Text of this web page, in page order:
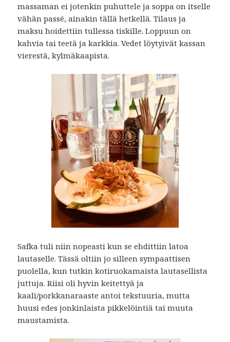
massaman ei jotenkin puhuttele ja soppa on itselle
vähän passé, ainakin tällä hetkellä. Tilaus ja
maksu hoidettiin tullessa tiskille. Loppuun on
kahvia tai teetä ja karkkia. Vedet löytyivät kassan
vierestä, kylmäkaapista.
Safka tuli niin nopeasti kun se ehdittiin latoa
lautaselle. Tässä oltiin jo silleen sympaattisen
puolella, kun tutkin kotiruokamaista lautasellista
juttuja. Riisi oli hyvin keitettyä ja
kaali/porkkanaraaste antoi tekstuuria, mutta
huusi edes jonkinlaista pikkelöintiä tai muuta
maustamista.